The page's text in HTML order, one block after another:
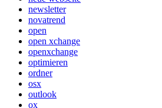
newsletter
novatrend
open
open xchange
openxchange
optimieren
ordner
osx
outlook
ox